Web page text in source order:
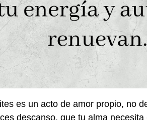
es un acto de amor propio, no
descanso, que tu alma